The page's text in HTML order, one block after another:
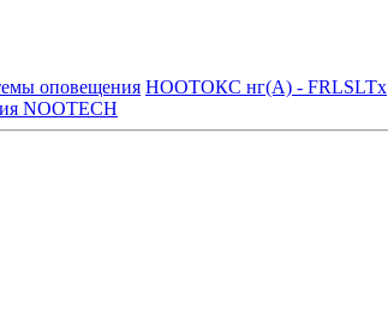
оповещения НООТОКС нг(А) - FRLSLTx
NOOTECH